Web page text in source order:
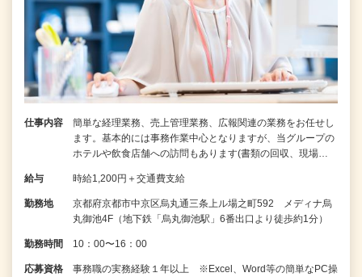
仕事内容
簡単な経理業務、売上管理業務、広報関連の業務をお任せし
ます。基本的には事務作業中心となりますが、当グループの
ホテルや飲食店舗への訪問もあります(書類の回収、現場…
給与 時給1,200円＋交通費支給
勤務地
京都府京都市中京区烏丸通三条上ル場之町592 メディナ烏
丸御池4F（地下鉄「烏丸御池駅」6番出口より徒歩約1分）
勤務時間 10：00〜16：00
応募資格 事務職の実務経験１年以上 ※Excel、Word等の簡単なPC操